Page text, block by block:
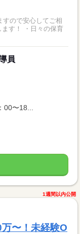
すので安心してご相
員
00〜18...
1週間以内公開
万〜！未経験O